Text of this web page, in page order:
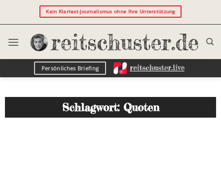
Kein Klartext-Journalismus ohne Ihre Unterstützung
Persönliches Briefing
Schlagwort: Quoten